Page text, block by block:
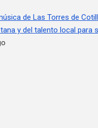
de Las Torres de
y del talento local para